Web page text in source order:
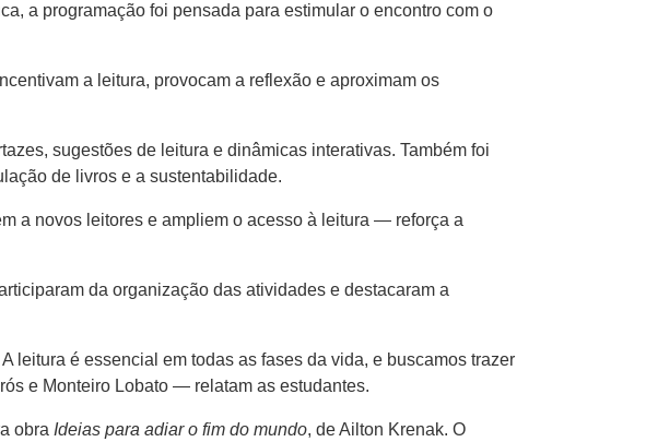
a programação foi pensada para estimular o encontro com o
a leitura, provocam a reflexão e aproximam os
sugestões de leitura e dinâmicas interativas. Também foi
de livros e a sustentabilidade.
a novos leitores e ampliem o acesso à leitura — reforça a
da organização das atividades e destacaram a
leitura é essencial em todas as fases da vida, e buscamos trazer
e Monteiro Lobato — relatam as estudantes.
obra Ideias para adiar o fim do mundo, de Ailton Krenak. O